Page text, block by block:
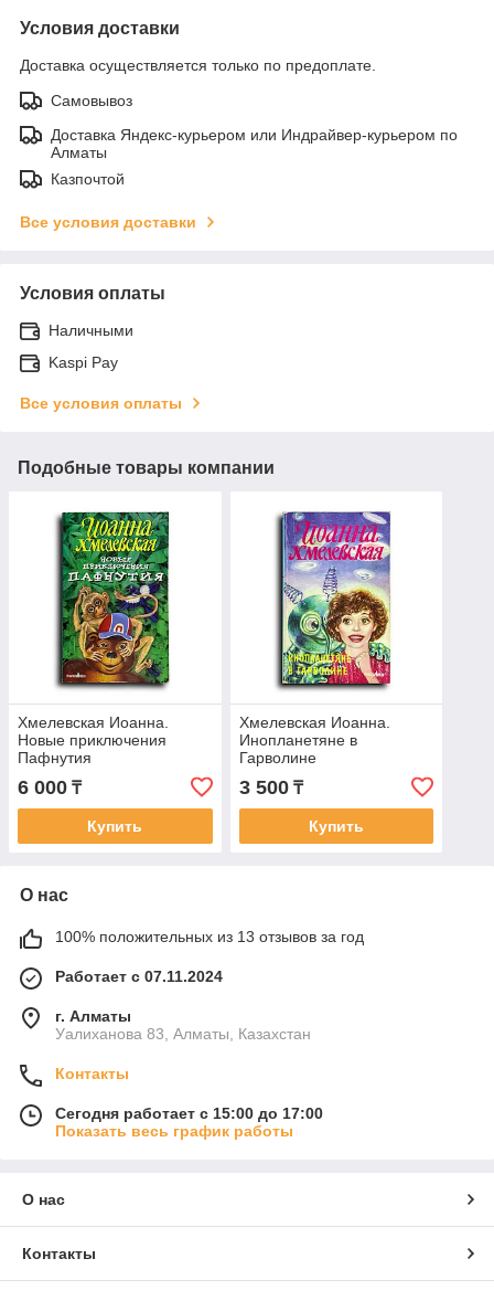
Условия доставки
Доставка осуществляется только по предоплате.
Самовывоз
Доставка Яндекс-курьером или Индрайвер-курьером по
Алматы
Казпочтой
Все условия доставки
Условия оплаты
Наличными
Kaspi Pay
Все условия оплаты
Подобные товары компании
Хмелевская Иоанна.
Новые приключения
Пафнутия
6 000 ₸
Купить
Хмелевская Иоанна.
Инопланетяне в
Гарволине
3 500₸
Купить
О нас
100% положительных из 13 отзывов за год
Работает с 07.11.2024
г. Алматы
Уалиханова 83, Алматы, Казахстан
Контакты
Сегодня работает с 15:00 до 17:00
Показать весь график работы
О нас
Контакты